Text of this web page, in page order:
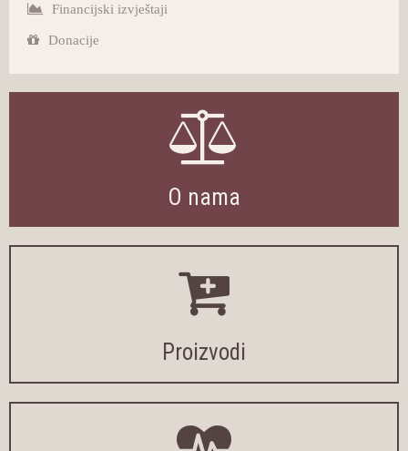
Financijski izvještaji
Donacije
O nama
Proizvodi